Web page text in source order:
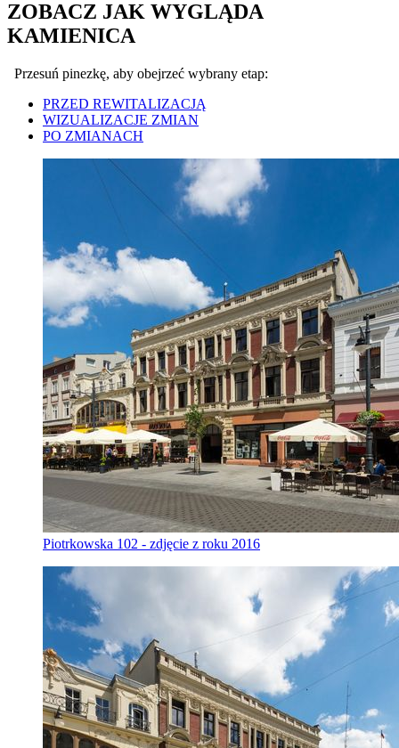
ZOBACZ JAK WYGLĄDA
KAMIENICA
Przesuń pinezkę, aby obejrzeć wybrany etap:
PRZED REWITALIZACJĄ
WIZUALIZACJE ZMIAN
PO ZMIANACH
Piotrkowska 102 - zdjęcie z roku 2016